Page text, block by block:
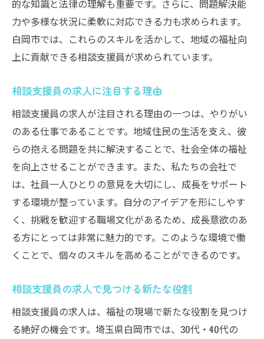
的な知識と法律の理解も重要です。さらに、問題解決能
力や多様な状況に柔軟に対応できる力も求められます。
白岡市では、これらのスキルを活かして、地域の福祉向
上に貢献できる相談支援員が求められています。
相談支援員の求人に注目する理由
相談支援員の求人が注目される理由の一つは、やりがい
のある仕事であることです。地域住民の生活を支え、彼
らの抱える問題を共に解決することで、社会全体の福祉
を向上させることができます。また、私たちの会社で
は、社員一人ひとりの意見を大切にし、成長をサポート
する環境が整っています。自分のアイデアを形にしやす
く、挑戦を歓迎する職場文化があるため、成長意欲のあ
る方にとっては非常に魅力的です。このような環境で働
くことで、個々のスキルを高めることができるのです。
相談支援員の求人で見つける新たな役割
相談支援員の求人は、福祉の現場で新たな役割を見つけ
る絶好の機会です。埼玉県白岡市では、30代・40代の